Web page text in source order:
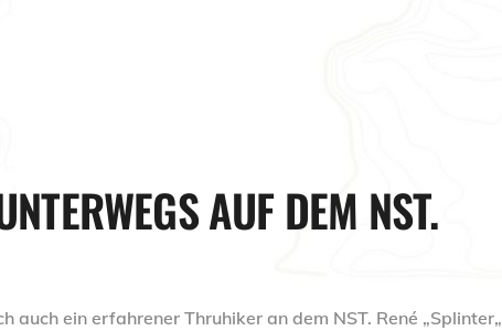
AUF DEM NST.
auch ein erfahrener Thruhikeran dem NST. René „Splinter„